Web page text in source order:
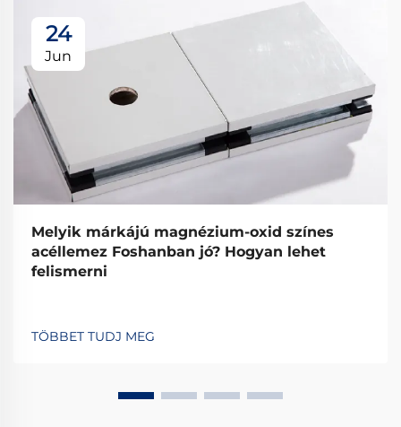
24
Jun
Melyik márkájú magnézium-oxid színes
acéllemez Foshanban jó? Hogyan lehet
felismerni
TÖBBET TUDJ MEG